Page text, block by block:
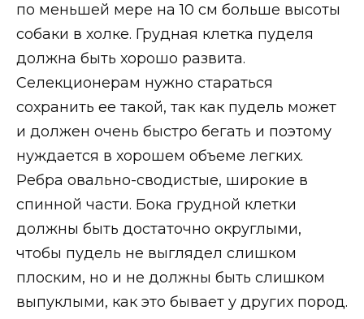
по меньшей мере на 10 см больше высоты
собаки в холке. Грудная клетка пуделя
должна быть хорошо развита.
Селекционерам нужно стараться
сохранить ее такой, так как пудель может
и должен очень быстро бегать и поэтому
нуждается в хорошем объеме легких.
Ребра овально-сводистые, широкие в
спинной части. Бока грудной клетки
должны быть достаточно округлыми,
чтобы пудель не выглядел слишком
плоским, но и не должны быть слишком
выпуклыми, как это бывает у других пород.